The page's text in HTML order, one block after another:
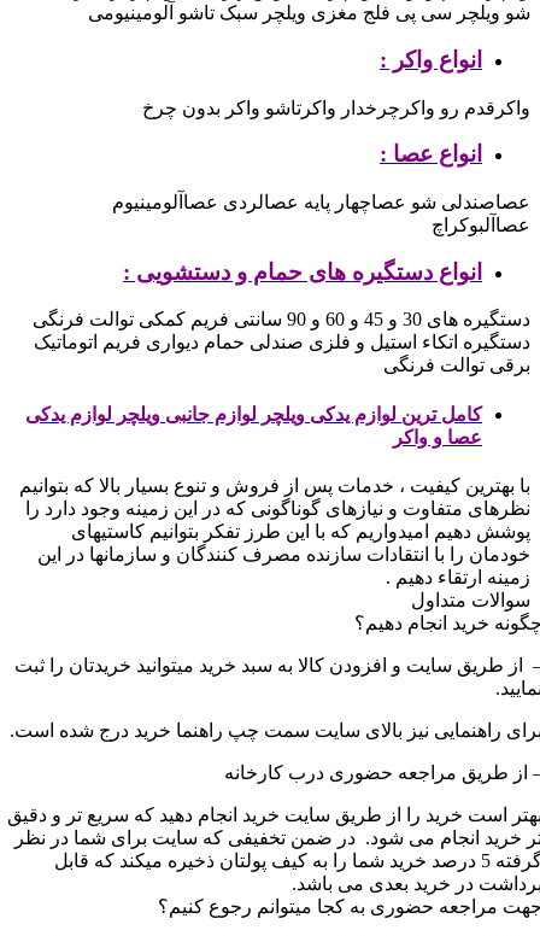
شو ویلچر سی پی فلج مغزی ویلچر سبک تاشو آلومینیومی
انواع واکر :
واکرقدم رو واکرچرخدار واکرتاشو واکر بدون چرخ
انواع عصا :
عصاصندلی شو عصاچهار پایه عصالردی عصاآلومینیوم
عصاآلبوکراچ
انواع دستگیره های حمام و دستشویی :
دستگیره های 30 و 45 و 60 و 90 سانتی
فریم کمکی توالت فرنگی
دستگیره اتکاء استیل و فلزی صندلی حمام دیواری فریم اتوماتیک
برقی توالت فرنگی
کامل ترین لوازم یدکی ویلچر لوازم جانبی ویلچر لوازم یدکی
عصا و واکر
با بهترین کیفیت ، خدمات پس از فروش و تنوع بسیار بالا که بتوانیم
نظرهای متفاوت و نیازهای گوناگونی که در این زمینه وجود دارد را
پوشش دهیم
امیدواریم که با این طرز تفکر بتوانیم کاستیهای
خودمان را با انتقادات سازنده مصرف کنندگان و سازمانها در این
زمینه ارتقاء دهیم .
سوالات متداول
خرید انجام دهیم؟
از طریق سایت و افزودن کالا به سبد خرید میتوانید خریدتان را ثبت
راهنمایی نیز بالای سایت سمت چپ راهنما خرید درج شده است.
از طریق مراجعه حضوری درب کارخانه
است خرید را از طریق سایت خرید انجام دهید که سریع تر و دقیق
خرید انجام می شود. در ضمن تخفیفی که سایت برای شما در نظر
گرفته 5 درصد خرید شما را به کیف پولتان ذخیره میکند که قابل
در خرید بعدی می باشد.
مراجعه حضوری به کجا میتوانم رجوع کنیم؟